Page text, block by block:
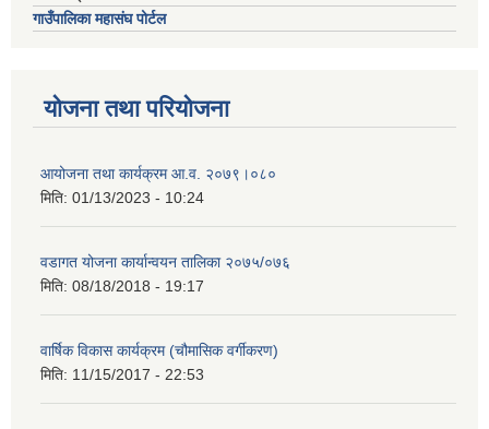
गाउँपालिका महासंघ पोर्टल
योजना तथा परियोजना
आयोजना तथा कार्यक्रम आ.व. २०७९।०८०
मिति: 01/13/2023 - 10:24
वडागत योजना कार्यान्वयन तालिका २०७५/०७६
मिति: 08/18/2018 - 19:17
वार्षिक विकास कार्यक्रम (चौमासिक वर्गीकरण)
मिति: 11/15/2017 - 22:53